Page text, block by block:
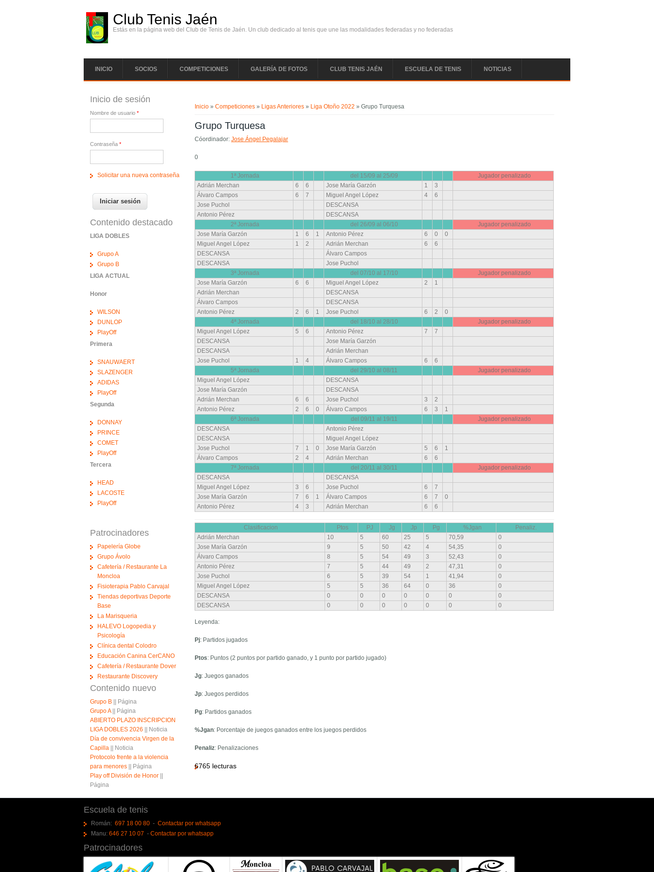
Club Tenis Jaén
Estás en la página web del Club de Tenis de Jaén. Un club dedicado al tenis que une las modalidades federadas y no federadas
INICIO SOCIOS COMPETICIONES GALERÍA DE FOTOS CLUB TENIS JAÉN ESCUELA DE TENIS NOTICIAS
Inicio »Competiciones » Ligas Anteriores » Liga Otoño 2022 » Grupo Turquesa
Grupo Turquesa
Cóordinador:Jose Ángel Pegalajar
0
1ª Jornada del 15/09 al 25/09
Jugador penalizado
Adrián Merchan
6 6 Jose María Garzón 1
3
Álvaro Campos
6 7 Miguel Angel López 4
6
Jose Puchol
DESCANSA
Antonio Pérez
DESCANSA
2ª Jornada
del 26/09 al 06/10
Jugador penalizado
Jose María Garzón
1 6 1 Antonio Pérez 6 0
0
Miguel Angel López
1 2 Adrián Merchan 6
6
DESCANSA
Álvaro Campos
DESCANSA
Jose Puchol
3ª Jornada
del 07/10 al 17/10
Jugador penalizado
Jose María Garzón
6 6 Miguel Angel López 2
1
Adrián Merchan
DESCANSA
Álvaro Campos
DESCANSA
Antonio Pérez
2 6 1 Jose Puchol 6 2
0
4ª Jornada
del 18/10 al 28/10
Jugador penalizado
Miguel Angel López
5 6 Antonio Pérez 7
7
DESCANSA
Jose María Garzón
DESCANSA
Adrián Merchan
Jose Puchol
1 4 Álvaro Campos 6
6
5ª Jornada
del 29/10 al 08/11
Jugador penalizado
Miguel Angel López
DESCANSA
Jose María Garzón
DESCANSA
Adrián Merchan
6 6 Jose Puchol 3
2
Antonio Pérez
2 6 0 Álvaro Campos 6 3
1
6ª Jornada
del 09/11 al 19/11
Jugador penalizado
DESCANSA
Antonio Pérez
DESCANSA
Miguel Angel López
Jose Puchol
7 1 0 Jose María Garzón 5 6
1
Álvaro Campos
2 4 Adrián Merchan 6
6
7ª Jornada
del 20/11 al 30/11
Jugador penalizado
DESCANSA
DESCANSA
Miguel Angel López
3 6 Jose Puchol 6
7
Jose María Garzón
7 6 1 Álvaro Campos 6 7
0
Antonio Pérez
4 3 Adrián Merchan 6 6
Clasificacion Ptos PJ Jg Jp Pg %Jgan
Penaliz.
Adrián Merchan
10 5 60 25 5 70,59
0
Jose María Garzón
9 5 50 42 4 54,35
0
Álvaro Campos
8 5 54 49 3 52,43
0
Antonio Pérez
7 5 44 49 2 47,31
0
Jose Puchol
6 5 39 54 1 41,94
0
Miguel Angel López
5 5 36 64 0 36
0
DESCANSA
0 0 0 0 0 0
0
DESCANSA
0 0 0 0 0 0 0
Leyenda:
Pj: Partidos jugados
Ptos: Puntos (2 puntos por partido ganado, y 1 punto por partido jugado)
Jg: Juegos ganados
Jp: Juegos perdidos
Pg: Partidos ganados
%Jgan: Porcentaje de juegos ganados entre los juegos perdidos
Penaliz: Penalizaciones
6765 lecturas
Inicio de sesión
Nombre de usuario*
Contraseña*
Solicitar una nueva contraseña
Contenido destacado
LIGA DOBLES
Grupo A
Grupo B
LIGA ACTUAL
Honor
WILSON
DUNLOP
PlayOff
Primera
SNAUWAERT
SLAZENGER
ADIDAS
PlayOff
Segunda
DONNAY
PRINCE
COMET
PlayOff
Tercera
HEAD
LACOSTE
PlayOff
Patrocinadores
Papelería Globe
Grupo Ávolo
Cafetería / Restaurante La
Moncloa
Fisioterapia Pablo Carvajal
Tiendas deportivas Deporte
Base
La Marisqueria
HALEVO Logopedia y
Psicología
Clínica dental Colodro
Educación Canina CerCANO
Cafetería / Restaurante Dover
Restaurante Discovery
Contenido nuevo
Grupo B
Página
Grupo A
Página
ABIERTO PLAZO INSCRIPCION
LIGA DOBLES 2026
Noticia
Día de convivencia Virgen de la
Capilla
Noticia
Protocolo frente a la violencia
para menores
Página
Play off División de Honor
Página
Escuela de tenis
Román: 697 18 00 80 - Contactar por whatsapp
Manu: 646 27 10 07 - Contactar por whatsapp
Patrocinadores